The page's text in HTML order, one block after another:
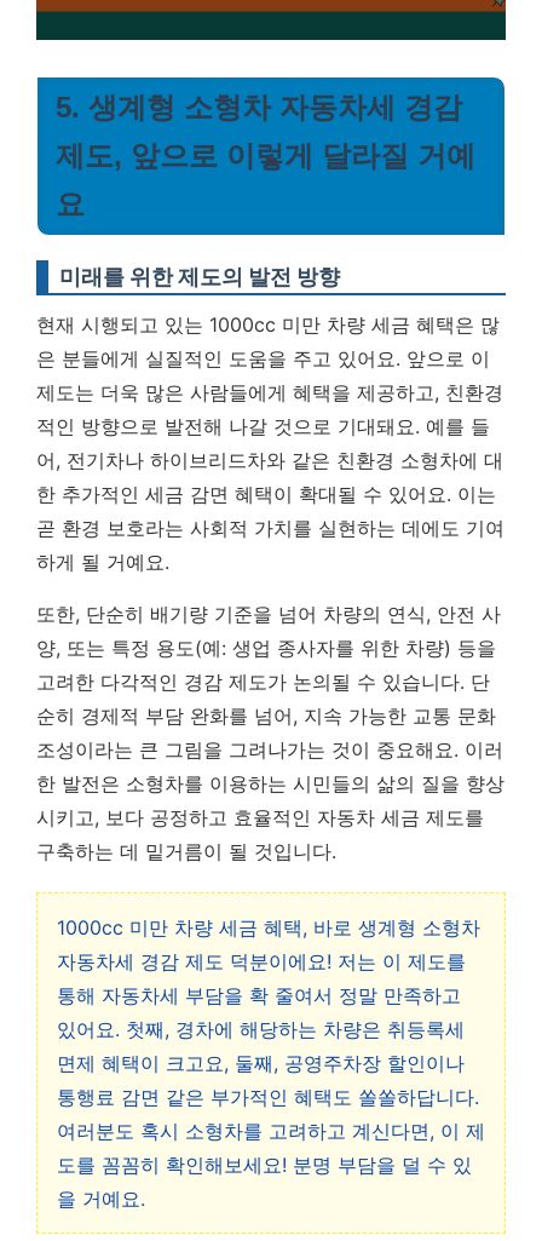
5. 생계형 소형차 자동차세 경감
제도, 앞으로 이렇게 달라질 거예
요
미래를 위한 제도의 발전 방향
현재 시행되고 있는 1000cc 미만 차량 세금 혜택은 많
은 분들에게 실질적인 도움을 주고 있어요. 앞으로 이
제도는 더욱 많은 사람들에게 혜택을 제공하고, 친환경
적인 방향으로 발전해 나갈 것으로 기대돼요. 예를 들
어, 전기차나 하이브리드차와 같은 친환경 소형차에 대
한 추가적인 세금 감면 혜택이 확대될 수 있어요. 이는
곧 환경 보호라는 사회적 가치를 실현하는 데에도 기여
하게 될 거예요.
또한, 단순히 배기량 기준을 넘어 차량의 연식, 안전 사
양, 또는 특정 용도(예: 생업 종사자를 위한 차량) 등을
고려한 다각적인 경감 제도가 논의될 수 있습니다. 단
순히 경제적 부담 완화를 넘어, 지속 가능한 교통 문화
조성이라는 큰 그림을 그려나가는 것이 중요해요. 이러
한 발전은 소형차를 이용하는 시민들의 삶의 질을 향상
시키고, 보다 공정하고 효율적인 자동차 세금 제도를
구축하는 데 밑거름이 될 것입니다.
1000cc 미만 차량 세금 혜택, 바로 생계형 소형차
자동차세 경감 제도 덕분이에요! 저는 이 제도를
통해 자동차세 부담을 확 줄여서 정말 만족하고
있어요. 첫째, 경차에 해당하는 차량은 취등록세
면제 혜택이 크고요, 둘째, 공영주차장 할인이나
통행료 감면 같은 부가적인 혜택도 쏠쏠하답니다.
여러분도 혹시 소형차를 고려하고 계신다면, 이 제
도를 꼼꼼히 확인해보세요! 분명 부담을 덜 수 있
을 거예요.